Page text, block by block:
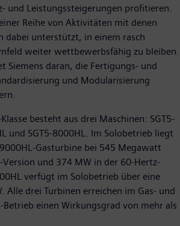
und Leistungssteigerungen profitieren.
Reihe von Aktivitäten mit denen
dabei unterstützt, in einem rasch
weiter wettbewerbsfähig zu bleiben.
Siemens daran, die Fertigungs- und
und Modularisierung
besteht aus drei Maschinen: SGT5-
und SGT5-8000HL. Im Solobetrieb liegt
Gasturbine bei 545 Megawatt
und 374 MW in der 60-Hertz-
verfügt im Solobetrieb über eine
Alle drei Turbinen erreichen im Gas- und
einen Wirkungsgrad von mehr als